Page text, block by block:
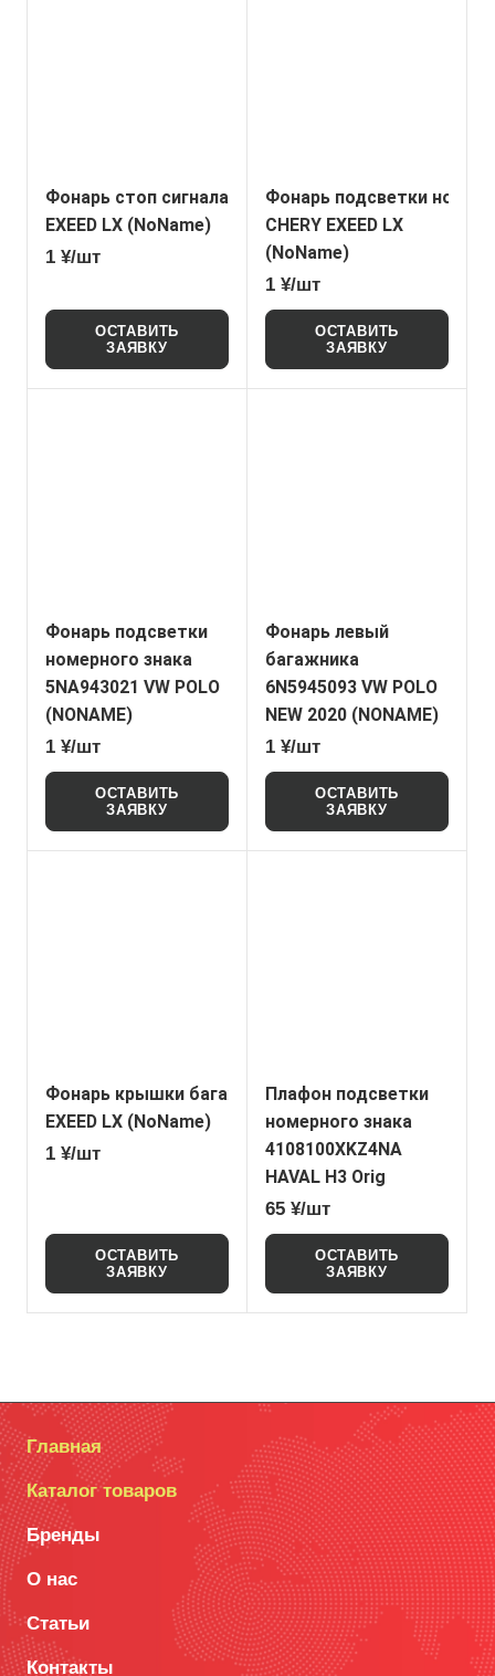
Фонарь стоп сигнала в крышку багажника
EXEED LX (NoName)
1 ¥/шт
ОСТАВИТЬ
ЗАЯВКУ
Фонарь подсветки
CHERY EXEED LX
(NoName)
1 ¥/шт
ОСТАВИТЬ
ЗАЯВКУ
Фонарь подсветки
номерного знака
5NA943021 VW POLO
(NONAME)
1 ¥/шт
ОСТАВИТЬ
ЗАЯВКУ
Фонарь левый
багажника
6N5945093 VW POLO
NEW 2020 (NONAME)
1 ¥/шт
ОСТАВИТЬ
ЗАЯВКУ
Фонарь крышки багажника (центральный)
EXEED LX (NoName)
1 ¥/шт
ОСТАВИТЬ
ЗАЯВКУ
Плафон подсветки
номерного знака
4108100XKZ4NA
HAVAL H3 Orig
65 ¥/шт
ОСТАВИТЬ
ЗАЯВКУ
Главная
Каталог товаров
Бренды
О нас
Статьи
Контакты